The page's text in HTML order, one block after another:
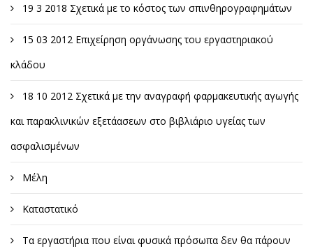
19 3 2018 Σχετικά με το κόστος των σπινθηρογραφημάτων
15 03 2012 Επιχείρηση οργάνωσης του εργαστηριακού
κλάδου
18 10 2012 Σχετικά με την αναγραφή φαρμακευτικής αγωγής
και παρακλινικών εξετάασεων στο βιβλιάριο υγείας των
ασφαλισμένων
Μέλη
Καταστατικό
Τα εργαστήρια που είναι φυσικά πρόσωπα δεν θα πάρουν